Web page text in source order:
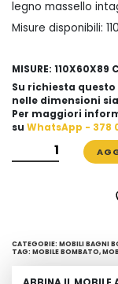
legno massello
Misure disponibili:
MISURE: 110X60X89
Su richiesta
nelle dimensioni
Per maggiori
su WhatsApp - 378
BOMBATO
QUANTITÀ
CATEGORIE: MOBILI BAGNI
TAG: MOBILE BOMBATO,